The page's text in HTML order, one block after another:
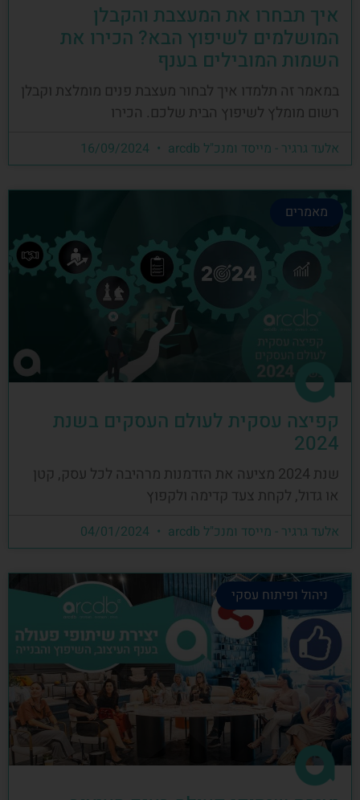
איך תבחרו את המעצבת והקבלן
המושלמים לשיפוץ הבא? הכירו את
השמות המובילים בענף
במאמר זה תלמדו איך לבחור מעצבת פנים מומלצת וקבלן
רשום מומלץ לשיפוץ הבית שלכם. הכירו
אלעד גרגיר - מייסד ומנכ"ל arcdb
מאמרים
קפיצה עסקית לעולם העסקים בשנת
2024
שנת 2024 מציעה את הזדמנות מרהיבה לכל עסק, קטן
או גדול, לקחת צעד קדימה ולקפוץ
אלעד גרגיר - מייסד ומנכ"ל arcdb
ניהול ופיתוח עסקי